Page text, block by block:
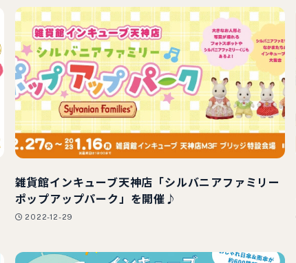
雑貨館インキューブ天神店「シルバニアファミリー
ポップアップパーク」を開催♪
2022-12-29